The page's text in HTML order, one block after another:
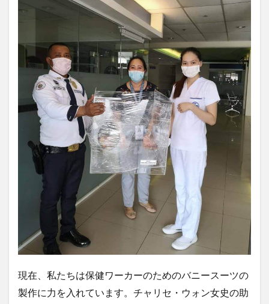
現在、私たちは保健ワーカーのためのバニースーツの
製作に力を入れています。チャリセ・ウォン女史の助